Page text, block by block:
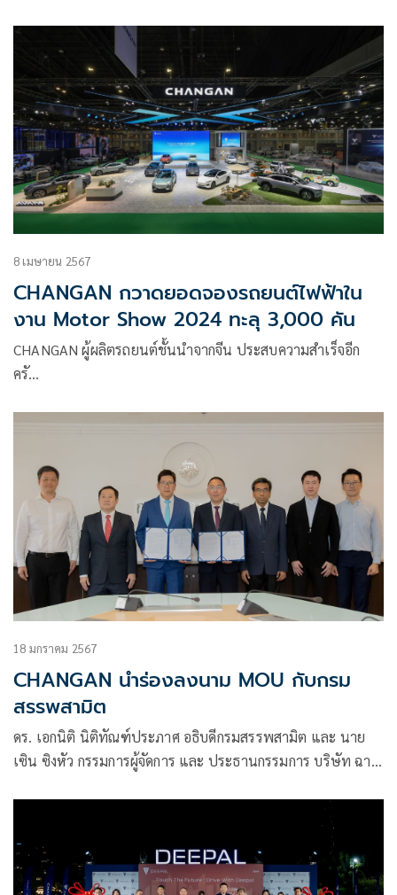
8 เมษายน 2567
CHANGAN กวาดยอดจองรถยนต์ไฟฟ้าใน
งาน Motor Show 2024 ทะลุ 3,000 คัน
CHANGAN ผู้ผลิตรถยนต์ชั้นนำจากจีน ประสบความสำเร็จอีก
ครั…
18 มกราคม 2567
CHANGAN นำร่องลงนาม MOU กับกรม
สรรพสามิต
ดร. เอกนิติ นิติทัณฑ์ประภาศ อธิบดีกรมสรรพสามิต และ นาย
เซิน ซิงหัว กรรมการผู้จัดการ และ ประธานกรรมการ บริษัท ฉาง